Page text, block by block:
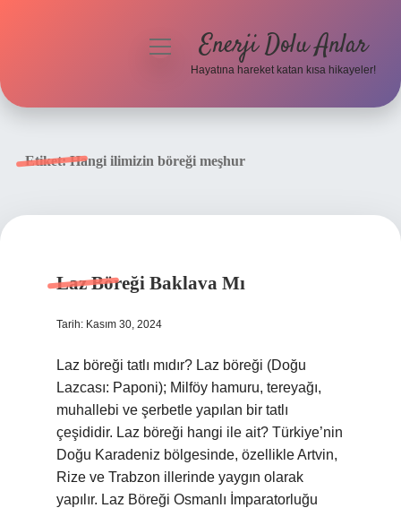
menüyüEnerji Dolu Anlar
Hayatına hareket katan kısa hikayeler!
Etiket:Hangi ilimizin böreği meşhur
Laz Böreği Baklava Mı
Tarih: Kasım 30, 2024
Laz böreği tatlı mıdır? Laz böreği (Doğu
Lazcası: Paponi); Milföy hamuru, tereyağı,
muhallebi ve şerbetle yapılan bir tatlı
çeşididir. Laz böreği hangi ile ait? Türkiye’nin
Doğu Karadeniz bölgesinde, özellikle Artvin,
Rize ve Trabzon illerinde yaygın olarak
yapılır. Laz Böreği Osmanlı İmparatorluğu